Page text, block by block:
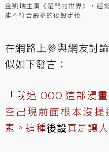
金凱瑞主演《楚門的世界》，經
能不符合嚴格的後設定義
在網路上參與網友討
似如下發言：
「我追 OOO 這部漫
空出現前面根本沒
素。這種後設真是讓